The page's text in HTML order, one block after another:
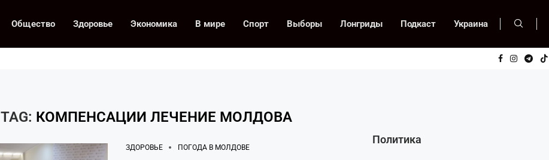
Общество Здоровье Экономика В мире Спорт Выборы Лонгриды Подкаст Украина
TAG: КОМПЕНСАЦИИ ЛЕЧЕНИЕ МОЛДОВА
ЗДОРОВЬЕ ПОГОДА В МОЛДОВЕ
Политика